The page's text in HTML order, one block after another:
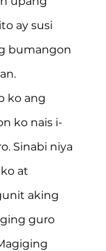
ay susi
bumangon
ko ang
ko nais i-
Sinabi niya
at
aking
guro